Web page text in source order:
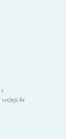
vožnji bi